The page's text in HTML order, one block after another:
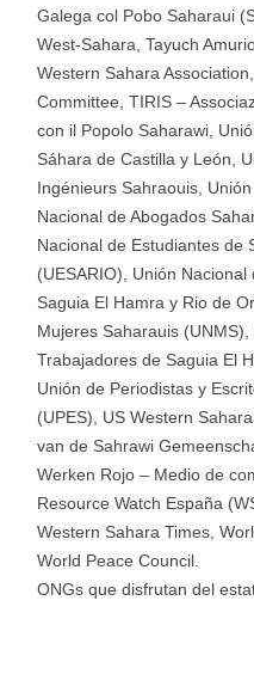
Galega col Pobo Saharaui
West-Sahara, Tayuch
Western Sahara
Committee, TIRIS –
con il Popolo Saharawi,
Sáhara de Castilla y León,
Ingénieurs Sahraouis,
Nacional de Abogados
Nacional de Estudiantes de
(UESARIO), Unión
Saguia El Hamra y Rio de
Mujeres Saharauis
Trabajadores de Saguia El
Unión de Periodistas y
(UPES), US Western
van de Sahrawi
Werken Rojo – Medio de
Resource Watch España
Western Sahara Times,
World Peace Council.
ONGs que disfrutan del